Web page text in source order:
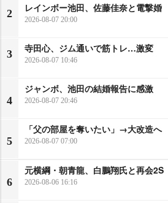
2
レインボー池田、佐藤佳奈と電撃婚
2026-08-07 20:00
3
寺田心、ジム通いで筋トレ…激変
2026-08-07 10:46
4
ジャンボ、池田の結婚報告に感激
2026-08-07 20:46
5
「父の部屋を奪いたい」→大改造へ
2026-08-07 07:00
6
元横綱・朝青龍、白鵬翔氏と再会2S
2026-08-06 16:16